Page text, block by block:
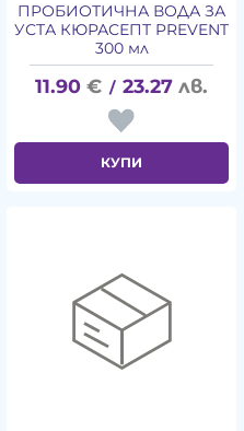
ПРОБИОТИЧНА ВОДА ЗА
УСТА КЮРАСЕПТ PREVENT
300 мл
11.90 € / 23.27 лв.
КУПИ